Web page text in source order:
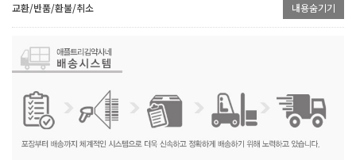
교환/반품/환불/취소 내용숨기기